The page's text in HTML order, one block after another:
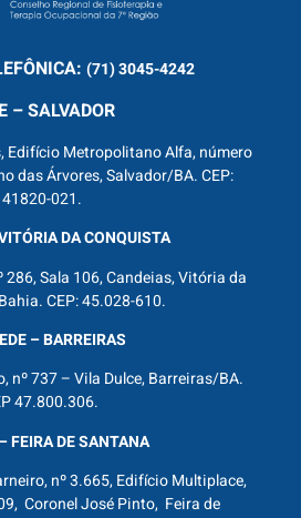
(71) 3045-4242
– SALVADOR
Edifício Metropolitano Alfa, número
das Árvores, Salvador/BA. CEP:
41820-021.
DA CONQUISTA
286, Sala 106, Candeias, Vitória da
CEP: 45.028-610.
– BARREIRAS
nº 737 – Vila Dulce, Barreiras/BA.
47.800.306.
FEIRA DE SANTANA
nº 3.665, Edifício Multiplace,
Coronel José Pinto, Feira de